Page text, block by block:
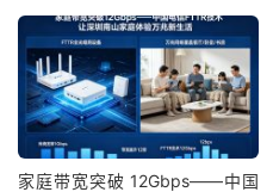
家庭带宽突破 12Gbps——中国